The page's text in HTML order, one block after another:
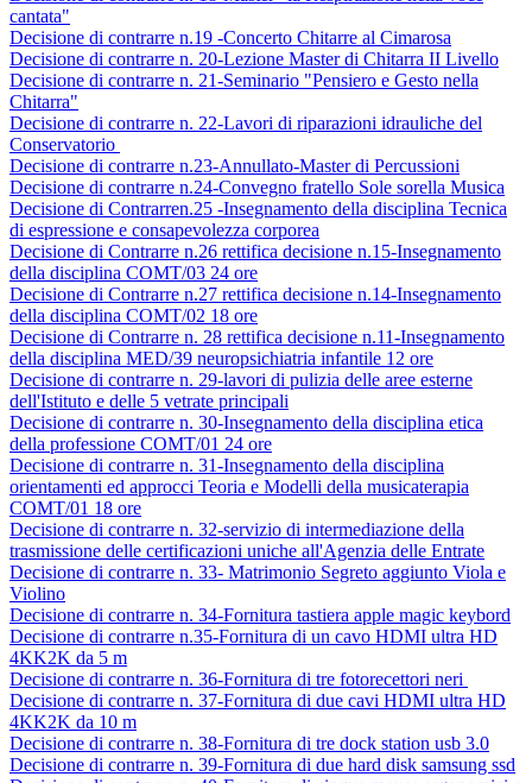
cantata"
Decisione di contrarre n.19 -Concerto Chitarre al Cimarosa
Decisione di contrarre n. 20-Lezione Master di Chitarra II Livello
Decisione di contrarre n. 21-Seminario "Pensiero e Gesto nella
Chitarra"
Decisione di contrarre n. 22-Lavori di riparazioni idrauliche del
Conservatorio
Decisione di contrarre n.23-Annullato-Master di Percussioni
Decisione di contrarre n.24-Convegno fratello Sole sorella Musica
Decisione di Contrarren.25 -Insegnamento della disciplina Tecnica
di espressione e consapevolezza corporea
Decisione di Contrarre n.26 rettifica decisione n.15-Insegnamento
della disciplina COMT/03 24 ore
Decisione di Contrarre n.27 rettifica decisione n.14-Insegnamento
della disciplina COMT/02 18 ore
Decisione di Contrarre n. 28 rettifica decisione n.11-Insegnamento
della disciplina MED/39 neuropsichiatria infantile 12 ore
Decisione di contrarre n. 29-lavori di pulizia delle aree esterne
dell'Istituto e delle 5 vetrate principali
Decisione di contrarre n. 30-Insegnamento della disciplina etica
della professione COMT/01 24 ore
Decisione di contrarre n. 31-Insegnamento della disciplina
orientamenti ed approcci Teoria e Modelli della musicaterapia
COMT/01 18 ore
Decisione di contrarre n. 32-servizio di intermediazione della
trasmissione delle certificazioni uniche all'Agenzia delle Entrate
Decisione di contrarre n. 33- Matrimonio Segreto aggiunto Viola e
Violino
Decisione di contrarre n. 34-Fornitura tastiera apple magic keybord
Decisione di contrarre n.35-Fornitura di un cavo HDMI ultra HD
4KK2K da 5 m
Decisione di contrarre n. 36-Fornitura di tre fotorecettori neri
Decisione di contrarre n. 37-Fornitura di due cavi HDMI ultra HD
4KK2K da 10 m
Decisione di contrarre n. 38-Fornitura di tre dock station usb 3.0
Decisione di contrarre n. 39-Fornitura di due hard disk samsung ssd